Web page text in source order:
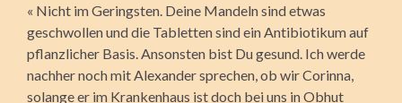
« Nicht im Geringsten. Deine Mandeln sind etwas
geschwollen und die Tabletten sind ein Antibiotikum auf
pflanzlicher Basis. Ansonsten bist Du gesund. Ich werde
nachher noch mit Alexander sprechen, ob wir Corinna,
solange er im Krankenhaus ist doch bei uns in Obhut